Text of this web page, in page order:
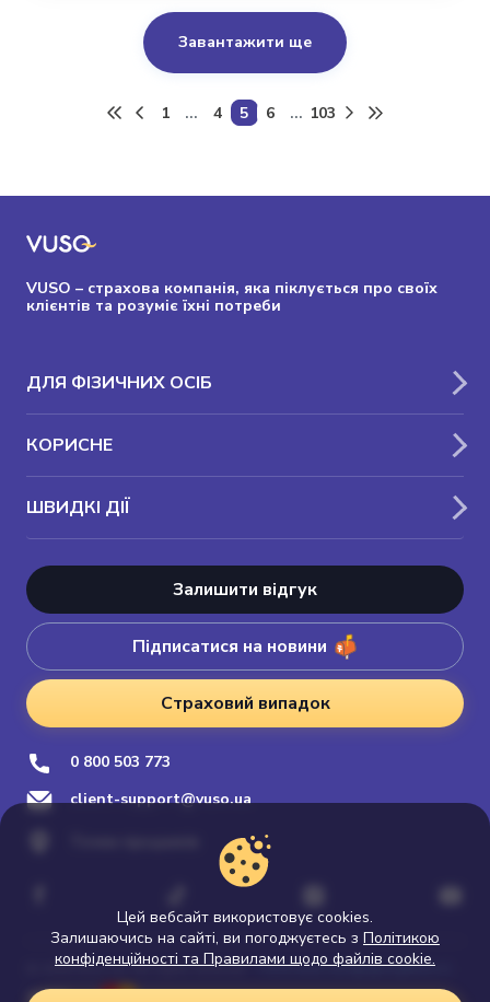
Завантажити ще
1 ... 4 5 6 ... 103
VUSO – страхова компанія, яка піклується про своїх
клієнтів та розуміє їхні потреби
ДЛЯ ФІЗИЧНИХ ОСІБ
КОРИСНЕ
ШВИДКІ ДІЇ
Залишити відгук
Підписатися на новини
Страховий випадок
0 800 503 773
client-support@vuso.ua
© 2026 Vuso.ua. All rights reserved Політика конфіденційності
Цей вебсайт використовує cookies.
Залишаючись на сайті, ви погоджуєтесь з Політикою
конфіденційності та Правилами щодо файлів cookie.